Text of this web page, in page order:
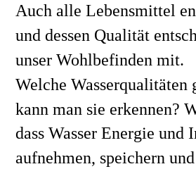
Auch alle Lebensmittel
und dessen Qualität
unser Wohlbefinden mit.
Welche Wasserqualitäten
kann man sie erkennen?
dass Wasser Energie und
aufnehmen, speichern